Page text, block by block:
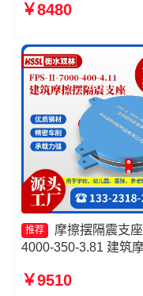
擦摆减隔震支座
￥8480
推荐
摩擦摆隔震支
4000-350-3.81 建筑
座FPSII-4000-350-
￥9510